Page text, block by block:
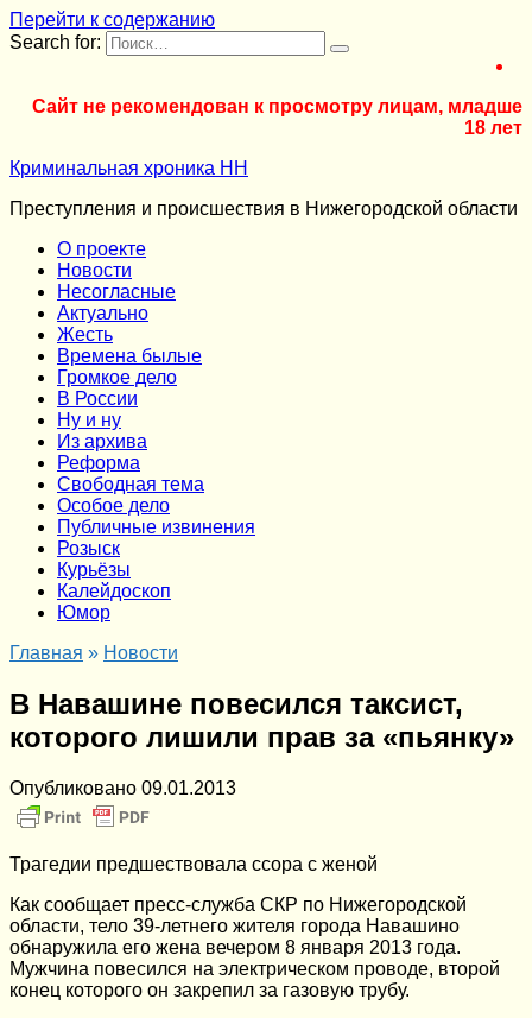
Перейти к содержанию
Search for:
Сайт не рекомендован к просмотру лицам, младше
18 лет
Криминальная хроника НН
Преступления и происшествия в Нижегородской области
О проекте
Новости
Несогласные
Актуально
Жесть
Времена былые
Громкое дело
В России
Ну и ну
Из архива
Реформа
Cвободная тема
Особое дело
Публичные извинения
Розыск
Курьёзы
Калейдоскоп
Юмор
Главная » Новости
В Навашине повесился таксист,
которого лишили прав за «пьянку»
Опубликовано 09.01.2013
Трагедии предшествовала ссора с женой
Как сообщает пресс-служба СКР по Нижегородской
области, тело 39-летнего жителя города Навашино
обнаружила его жена вечером 8 января 2013 года.
Мужчина повесился на электрическом проводе, второй
конец которого он закрепил за газовую трубу.